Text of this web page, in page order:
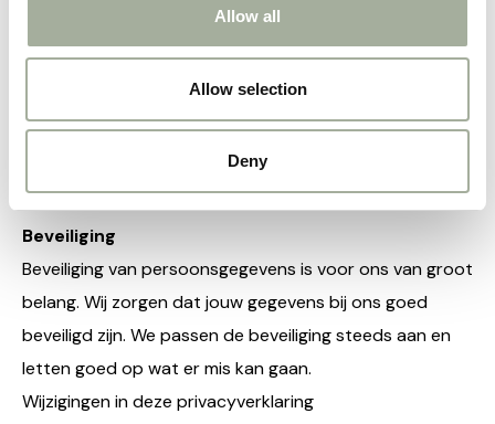
Allow all
Allow selection
Deny
staan strikte afspraken over wat zij mogen bijhouden.
Wij hebben Google niet toegestaan de verkregen
Analytics informatie te gebruiken voor andere Google
diensten. Wij laten Google de IP-adressen niet
Beveiliging
Beveiliging van persoonsgegevens is voor ons van groot
belang. Wij zorgen dat jouw gegevens bij ons goed
beveiligd zijn. We passen de beveiliging steeds aan en
letten goed op wat er mis kan gaan.
Wijzigingen in deze privacyverklaring